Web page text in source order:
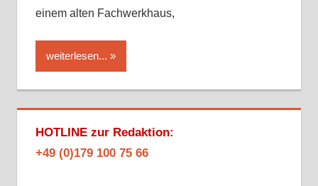
einem alten Fachwerkhaus,
weiterlesen...
HOTLINE zur Redaktion:
+49 (0)179 100 75 66